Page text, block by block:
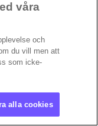
våra
och
du vill men att
som icke-
alla cookies